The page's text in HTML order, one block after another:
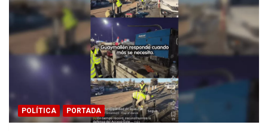
POLÍTICA PORTADA